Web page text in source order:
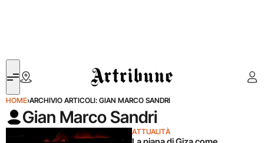
Artribune
HOME›ARCHIVIO ARTICOLI: GIAN MARCO SANDRI
Gian Marco Sandri
ATTUALITÀ